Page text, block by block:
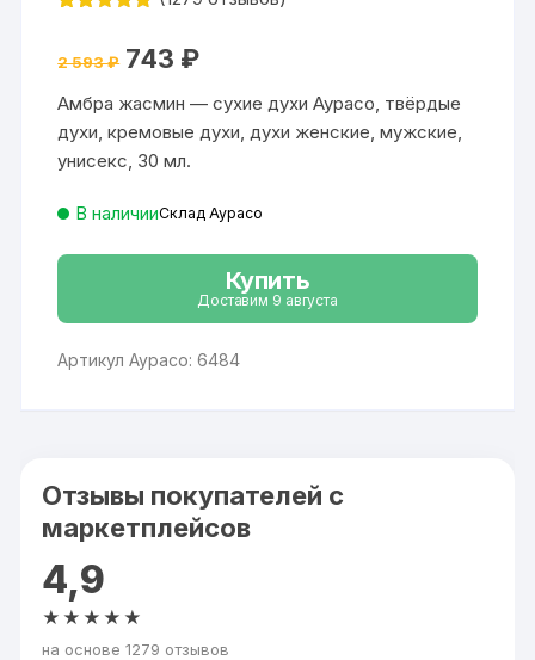
на основе
пользовате
лей
2 593₽ Первоначальная
цена
2
593 ₽.
743 ₽Текущая
Амбра жасмин — сухие духи Аурасо, твёрдые
духи, кремовые духи, духи женские, мужские,
унисекс, 30 мл.
В наличииСклад Аурасо
Купить
Доставим 9 августа
Артикул Аурасо: 6484
Отзывы покупателей с
маркетплейсов
4,9
★★★★★
на основе 1279 отзывов